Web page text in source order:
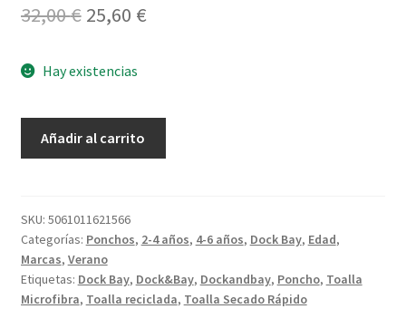
32,00€ El
original
era:
32,00 €.
25,60 €El
es:
Hay existencias
5
Años
cantidad
Añadir al carrito
SKU: 5061011621566
Categorías: Ponchos, 2-4 años, 4-6 años, Dock Bay, Edad,
Marcas, Verano
Etiquetas: Dock Bay, Dock&Bay, Dockandbay, Poncho, Toalla
Microfibra, Toalla reciclada, Toalla Secado Rápido